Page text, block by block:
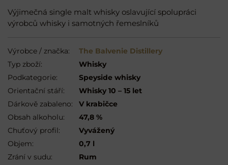
Výjimečná single malt whisky oslavující spolupráci
výrobců whisky i samotných řemeslníků
Výrobce / značka:
The Balvenie Distillery
Typ zboží:
Whisky
Podkategorie:
Speyside whisky
Orientační stáří:
Whisky 10 – 15 let
Dárkově zabaleno:
V krabičce
Obsah alkoholu:
47,8 %
Chuťový profil:
Vyvážený
Objem:
0,7 l
Zrání v sudu:
Rum